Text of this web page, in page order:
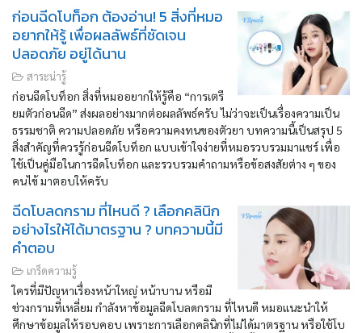
ก่อนฉีดโบท็อก ต้องอ่าน! 5 สิ่งที่หมอ
อยากให้รู้ เพื่อผลลัพธ์ที่ชัดเจน
ปลอดภัย อยู่ได้นาน
สาระน่ารู้
ก่อนฉีดโบท็อก สิ่งที่หมออยากให้รู้คือ “การเตรี
ยมตัวก่อนฉีด” ส่งผลอย่างมากต่อผลลัพธ์ครับ ไม่ว่าจะเป็นเรื่องความเป็น
ธรรมชาติ ความปลอดภัย หรือความคงทนของตัวยา บทความนี้เป็นสรุป 5
สิ่งสำคัญที่ควรรู้ก่อนฉีดโบท็อก แบบเข้าใจง่ายที่หมอรวบรวมมาแชร์ เพื่อ
ใช้เป็นคู่มือในการฉีดโบท็อก และรวบรวมคำถามหรือข้อสงสัยต่าง ๆ ของ
คนไข้ มาตอบให้ครับ
ฉีดโบลดกราม ที่ไหนดี ? เลือกคลินิก
อย่างไรให้ได้มาตรฐาน ? บทความนี้มี
คำตอบ
เกร็ดความรู้
ใครที่มีปัญหาเรื่องหน้าใหญ่ หน้าบาน หรือมี
ช่วงกรามที่เหลี่ยม กำลังหาข้อมูลฉีดโบลดกราม ที่ไหนดี หมอแนะนำให้
ศึกษาข้อมูลให้รอบคอบ เพราะการเลือกคลินิกที่ไม่ได้มาตรฐาน หรือใช้โบ